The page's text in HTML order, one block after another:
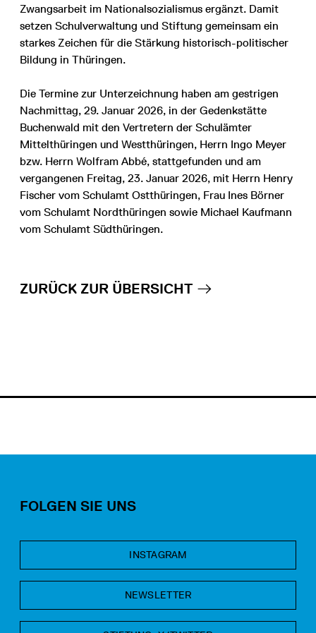
Zwangsarbeit im Nationalsozialismus ergänzt. Damit
setzen Schulverwaltung und Stiftung gemeinsam ein
starkes Zeichen für die Stärkung historisch-politischer
Bildung in Thüringen.
Die Termine zur Unterzeichnung haben am gestrigen
Nachmittag, 29. Januar 2026, in der Gedenkstätte
Buchenwald mit den Vertretern der Schulämter
Mittelthüringen und Westthüringen, Herrn Ingo Meyer
bzw. Herrn Wolfram Abbé, stattgefunden und am
vergangenen Freitag, 23. Januar 2026, mit Herrn Henry
Fischer vom Schulamt Ostthüringen, Frau Ines Börner
vom Schulamt Nordthüringen sowie Michael Kaufmann
vom Schulamt Südthüringen.
ZURÜCK ZUR ÜBERSICHT
FOLGEN SIE UNS
INSTAGRAM
NEWSLETTER